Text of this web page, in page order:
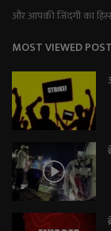
और आपकी जिंदगी का
MOST VIEWED